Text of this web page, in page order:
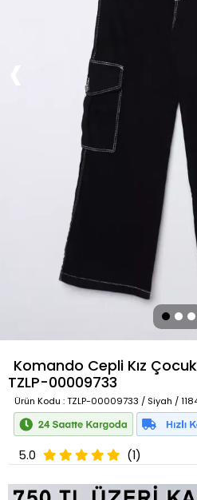
Komando Cepli Kız
TZLP-00009733
Ürün Kodu : TZLP-00009733 / Siyah /
5.0 (1)